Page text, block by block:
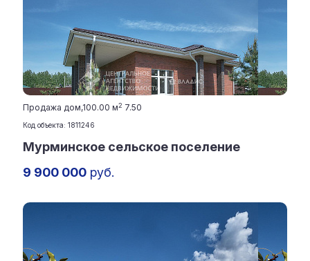
Продажа дом,100.00 м2 7.50
Код объекта: 1811246
Мурминское сельское поселение
9 900 000 руб.